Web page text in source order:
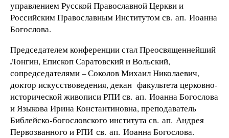
управлением Русской Православной Церкви и
Российским Православным Институтом св. ап. Иоанна
Богослова.
Председателем конференции стал Преосвященнейший
Лонгин, Епископ Саратовский и Вольский,
сопредседателями – Соколов Михаил Николаевич,
доктор искусствоведения, декан факультета церковно-
исторической живописи РПИ св. ап. Иоанна Богослова
и Языкова Ирина Константиновна, преподаватель
Библейско-богословского института св. ап. Андрея
Первозванного и РПИ св. ап. Иоанна Богослова.